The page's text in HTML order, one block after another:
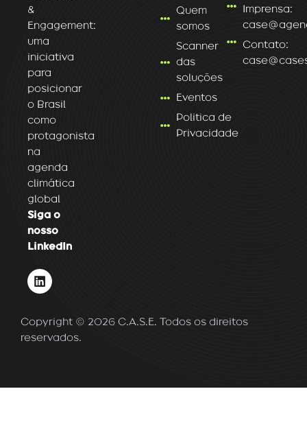
&
Engagement:
uma
iniciativa
para
posicionar
o Brasil
como
protagonista
na
agenda
climática
global
Siga o
nosso
LinkedIn
L
i
e
d
Quem
somos
Scanner
das
soluções
Eventos
Politica de
Privacidade
Imprensa:
Contato:
Copyright © 2026 C.A.S.E. Todos os direitos
reservados.